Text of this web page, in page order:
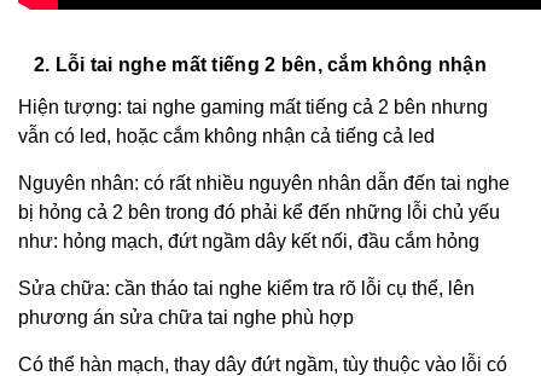
2. Lỗi tai nghe mất tiếng 2 bên, cắm không nhận
Hiện tượng: tai nghe gaming mất tiếng cả 2 bên nhưng
vẫn có led, hoặc cắm không nhận cả tiếng cả led
Nguyên nhân: có rất nhiều nguyên nhân dẫn đến tai nghe
bị hỏng cả 2 bên trong đó phải kể đến những lỗi chủ yếu
như: hỏng mạch, đứt ngầm dây kết nối, đầu cắm hỏng
Sửa chữa: cần tháo tai nghe kiểm tra rõ lỗi cụ thể, lên
phương án sửa chữa tai nghe phù hợp
Có thể hàn mạch, thay dây đứt ngầm, tùy thuộc vào lỗi có